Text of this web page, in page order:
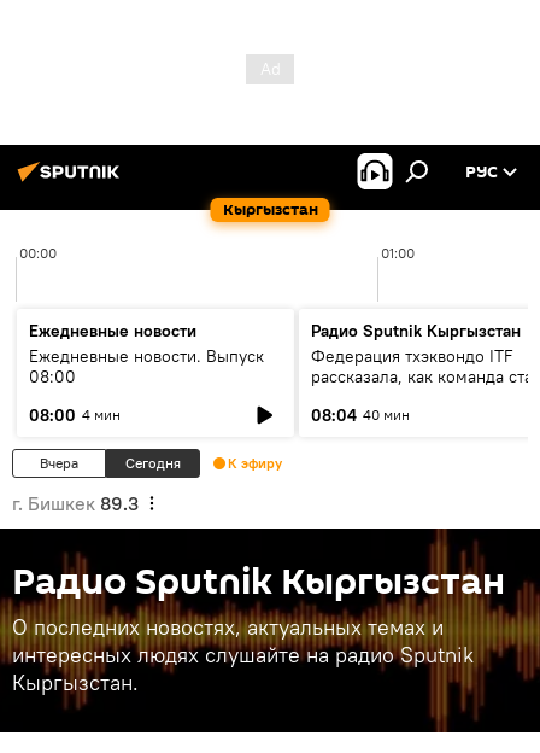
Кыргызстан
РУС
00:00 01:00
Ежедневные новости
Ежедневные новости. Выпуск
08:00
08:00 4 мин
Радио Sputnik Кыргызстан
Федерация тхэквондо ITF
рассказала, как команда
08:04 40 мин
Вчера Сегодня К эфиру
г. Бишкек 89.3
Радио Sputnik Кыргызстан
О последних новостях, актуальных темах и
интересных людях слушайте на радио Sputnik
Кыргызстан.